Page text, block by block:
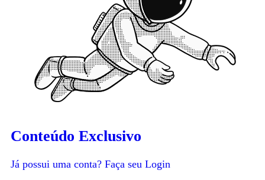
Conteúdo Exclusivo
Já possui uma conta? Faça seu Login